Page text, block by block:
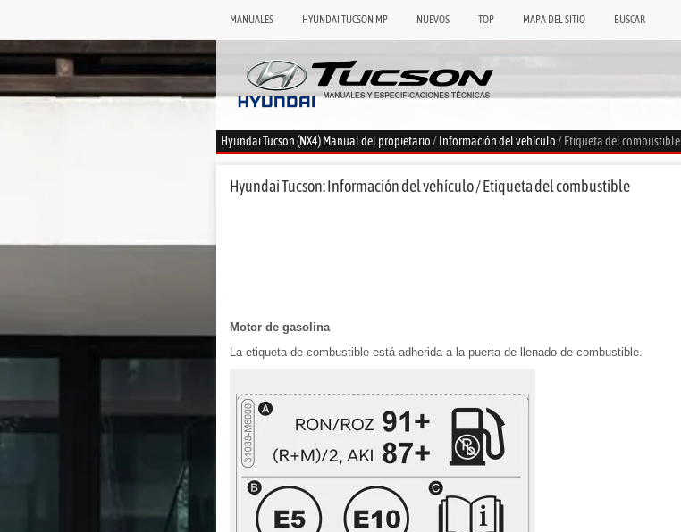
MANUALES HYUNDAI TUCSON MP NUEVOS TOP MAPA DEL SITIO BUSCAR
Hyundai Tucson (NX4) Manual del propietario/Información del vehículo/ Etiqueta del combustible
Hyundai Tucson: Información del vehículo / Etiqueta del combustible
Motor de gasolina
La etiqueta de combustible está adherida a la puerta de llenado de combustible.